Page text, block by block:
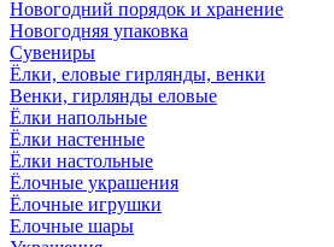
Новогодний порядок и хранение
Новогодняя упаковка
Сувениры
Ёлки, еловые гирлянды, венки
Венки, гирлянды еловые
Ёлки напольные
Ёлки настенные
Ёлки настольные
Ёлочные украшения
Ёлочные игрушки
Елочные шары